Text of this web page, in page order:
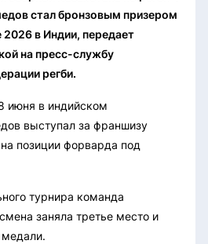
стал бронзовым призером
в Индии, передает
на пресс-службу
регби.
июня в индийском
выступал за франшизу
позиции форварда под
турнира команда
заняла третье место и